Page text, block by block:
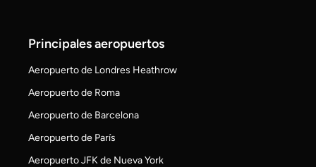
Principales aeropuertos
Aeropuerto de Londres Heathrow
Aeropuerto de Roma
Aeropuerto de Barcelona
Aeropuerto de París
Aeropuerto JFK de Nueva York